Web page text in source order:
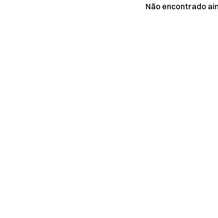
Não encontrado